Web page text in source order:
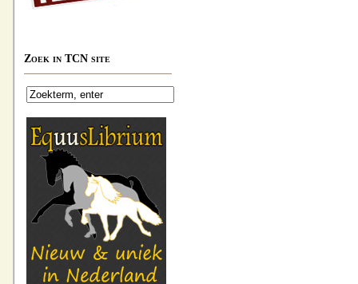
Zoek in TCN site